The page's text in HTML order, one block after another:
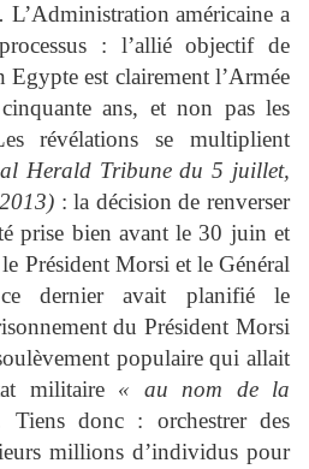
L’Administration américaine a
: l’allié objectif de
est clairement l’Armée
ans, et non pas les
révélations se multiplient
Herald Tribune du 5 juillet,
: la décision de renverser
prise bien avant le 30 juin et
Président Morsi et le Général
dernier avait planifié le
du Président Morsi
populaire qui allait
militaire « au nom de la
Tiens donc : orchestrer des
millions d’individus pour